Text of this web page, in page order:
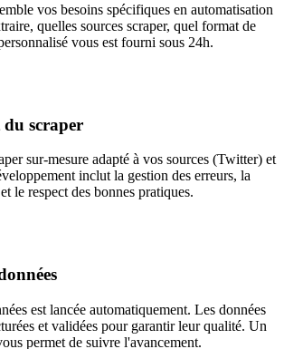
vos besoins spécifiques en automatisation
quelles sources scraper, quel format de
vous est fourni sous 24h.
du scraper
sur-mesure adapté à vos sources (Twitter) et
inclut la gestion des erreurs, la
le respect des bonnes pratiques.
est lancée automatiquement. Les données
et validées pour garantir leur qualité. Un
permet de suivre l'avancement.